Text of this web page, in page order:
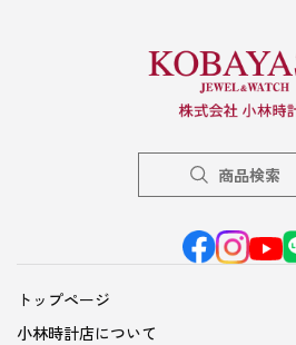
商品検索
トップページ
小林時計店について